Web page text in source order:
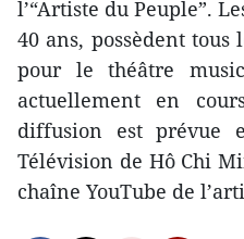
l’“Artiste du Peuple”.
40 ans, possèdent tous
pour le théâtre
actuellement en
diffusion est prévue
Télévision de Hô Chi
chaîne YouTube de